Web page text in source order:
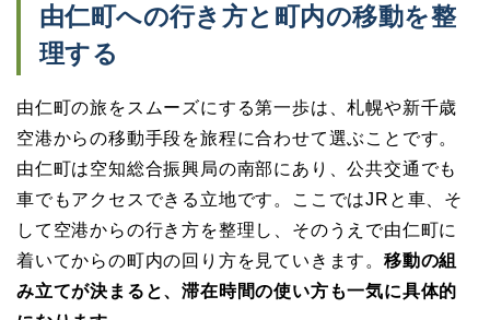
由仁町への行き方と町内の移動を整
理する
由仁町の旅をスムーズにする第一歩は、札幌や新千歳
空港からの移動手段を旅程に合わせて選ぶことです。
由仁町は空知総合振興局の南部にあり、公共交通でも
車でもアクセスできる立地です。ここではJRと車、そ
して空港からの行き方を整理し、そのうえで由仁町に
着いてからの町内の回り方を見ていきます。 移動の組
み立てが決まると、滞在時間の使い方も一気に具体的